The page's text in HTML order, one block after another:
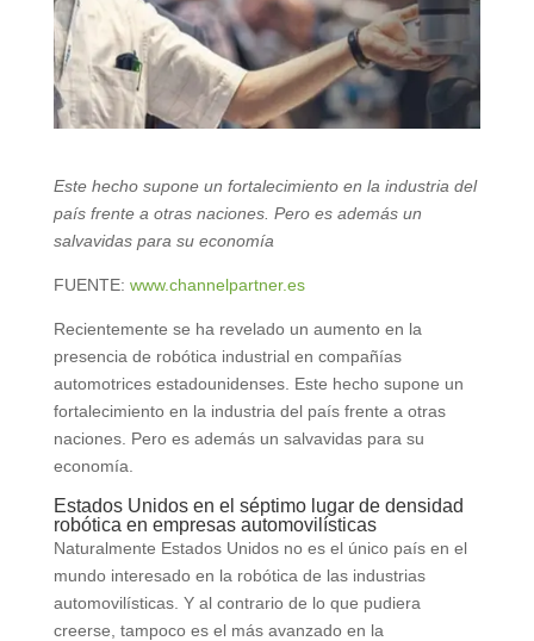
Este hecho supone un fortalecimiento en la industria del
país frente a otras naciones. Pero es además un
salvavidas para su economía
FUENTE: www.channelpartner.es
Recientemente se ha revelado un aumento en la
presencia de robótica industrial en compañías
automotrices estadounidenses. Este hecho supone un
fortalecimiento en la industria del país frente a otras
naciones. Pero es además un salvavidas para su
economía.
Estados Unidos en el séptimo lugar de densidad
robótica en empresas automovilísticas
Naturalmente Estados Unidos no es el único país en el
mundo interesado en la robótica de las industrias
automovilísticas. Y al contrario de lo que pudiera
creerse, tampoco es el más avanzado en la